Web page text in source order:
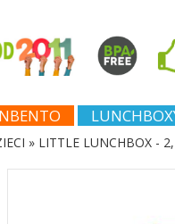
» LITTLE LUNCHBOX -